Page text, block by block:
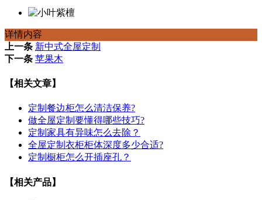
详情内容
上一条 新中式全屋定制
下一条 苹果木
【相关文章】
定制餐边柜怎么清洁保养?
做全屋定制要懂得哪些技巧?
定制家具有异味怎么去除？
全屋定制衣柜柜体深度多少合适?
定制橱柜怎么开插座孔？
【相关产品】